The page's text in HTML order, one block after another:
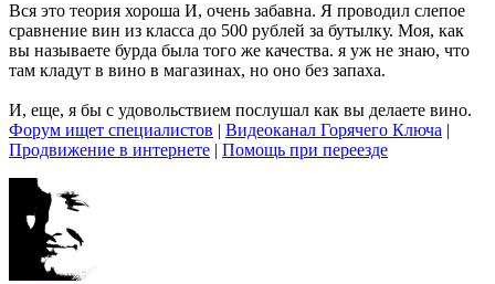
Вся это теория хороша И, очень забавна. Я проводил слепое
сравнение вин из класса до 500 рублей за бутылку. Моя, как
вы называете бурда была того же качества. я уж не знаю, что
там кладут в вино в магазинах, но оно без запаха.
И, еще, я бы с удовольствием послушал как вы делаете вино.
Форум ищет специалистов
Видеоканал Горячего Ключа
Продвижение в интернете
Помощь при переезде